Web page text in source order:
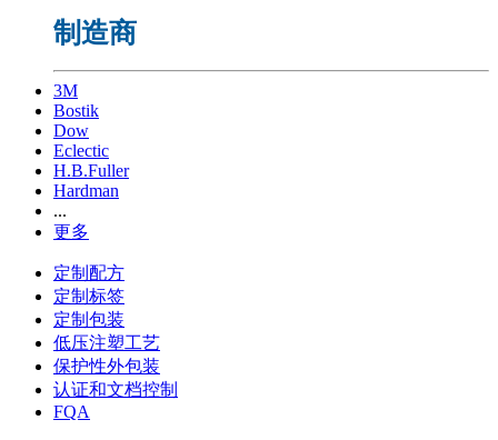
制造商
3M
Bostik
Dow
Eclectic
H.B.Fuller
Hardman
...
更多
定制配方
定制标签
定制包装
低压注塑工艺
保护性外包装
认证和文档控制
FQA